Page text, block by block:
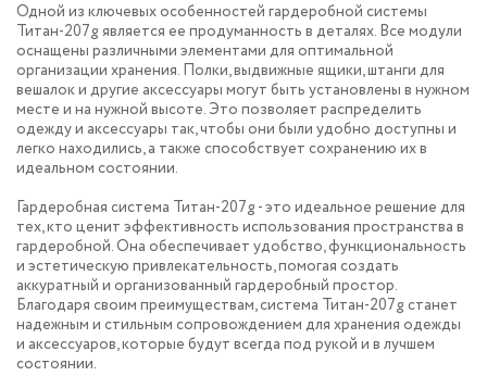
Одной из ключевых особенностей гардеробной системы
Титан-207g является ее продуманность в деталях. Все модули
оснащены различными элементами для оптимальной
организации хранения. Полки, выдвижные ящики, штанги для
вешалок и другие аксессуары могут быть установлены в нужном
месте и на нужной высоте. Это позволяет распределить
одежду и аксессуары так, чтобы они были удобно доступны и
легко находились, а также способствует сохранению их в
идеальном состоянии.
Гардеробная система Титан-207g - это идеальное решение для
тех, кто ценит эффективность использования пространства в
гардеробной. Она обеспечивает удобство, функциональность
и эстетическую привлекательность, помогая создать
аккуратный и организованный гардеробный простор.
Благодаря своим преимуществам, система Титан-207g станет
надежным и стильным сопровождением для хранения одежды
и аксессуаров, которые будут всегда под рукой и в лучшем
состоянии.